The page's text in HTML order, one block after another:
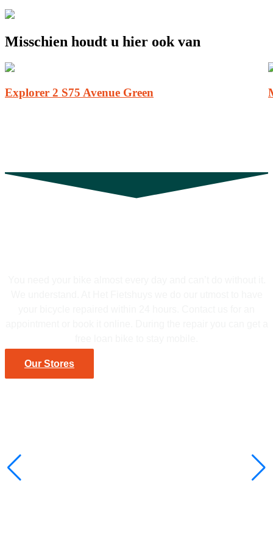
Misschien houdt u hier ook van
Explorer 2 S75 Avenue Green
Our Stores